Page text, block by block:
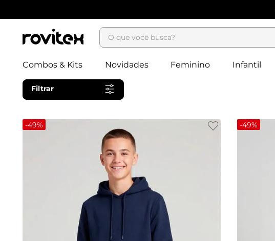
O que você busca?
Combos & Kits Novidades Feminino Infantil
Filtrar
-49% -49%